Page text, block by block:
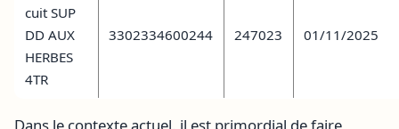
cuit SUP
DD AUX
HERBES
4TR
3302334600244 247023 01/11/2025
Dans le contexte actuel, il est primordial de faire